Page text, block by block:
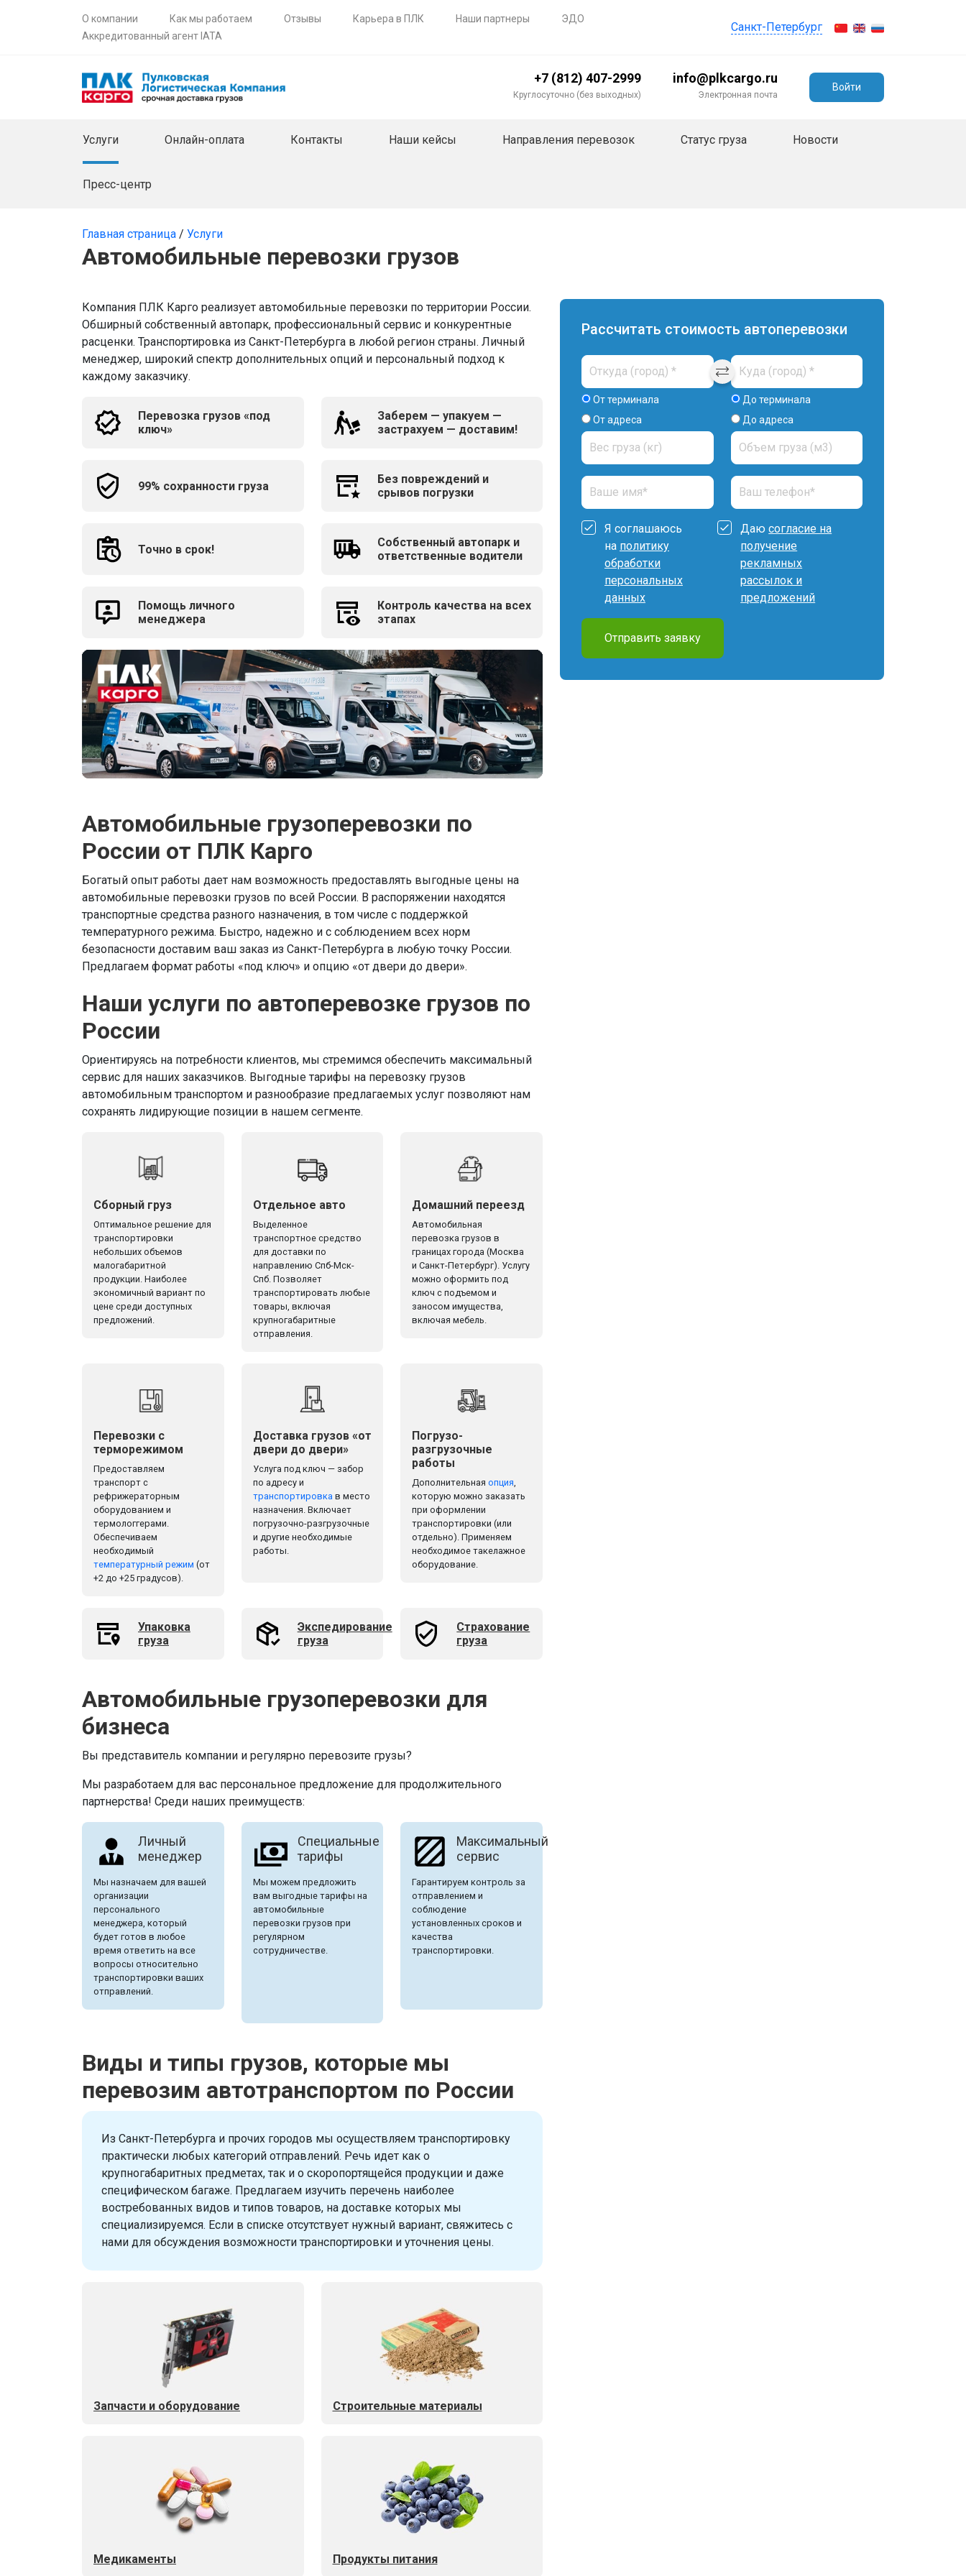
О компании Как мы работаем Отзывы Карьера в ПЛК Наши партнеры
ЭДО
Аккредитованный агент IATA
Санкт-Петербург
+7 (812) 407-2999
Круглосуточно (без выходных)
info@plkcargo.ru
Электронная почта
Войти
Услуги Онлайн-оплата Контакты Наши кейсы Направления перевозок Статус груза Новости
Пресс-центр
Главная страница / Услуги
Автомобильные перевозки грузов
Компания ПЛК Карго реализует автомобильные перевозки по территории России.
Обширный собственный автопарк, профессиональный сервис и конкурентные
расценки. Транспортировка из Санкт-Петербурга в любой регион страны. Личный
менеджер, широкий спектр дополнительных опций и персональный подход к
каждому заказчику.
Перевозка грузов «под
ключ»
Заберем — упакуем —
застрахуем — доставим!
99% сохранности груза
Без повреждений и
срывов погрузки
Точно в срок!
Собственный автопарк и
ответственные водители
Помощь личного
менеджера
Контроль качества на всех
этапах
Автомобильные грузоперевозки по
России от ПЛК Карго
Богатый опыт работы дает нам возможность предоставлять выгодные цены на
автомобильные перевозки грузов по всей России. В распоряжении находятся
транспортные средства разного назначения, в том числе с поддержкой
температурного режима. Быстро, надежно и с соблюдением всех норм
безопасности доставим ваш заказ из Санкт-Петербурга в любую точку России.
Предлагаем формат работы «под ключ» и опцию «от двери до двери».
Наши услуги по автоперевозке грузов по
России
Ориентируясь на потребности клиентов, мы стремимся обеспечить максимальный
сервис для наших заказчиков. Выгодные тарифы на перевозку грузов
автомобильным транспортом и разнообразие предлагаемых услуг позволяют нам
сохранять лидирующие позиции в нашем сегменте.
Сборный груз
Оптимальное решение для
транспортировки
небольших объемов
малогабаритной
продукции. Наиболее
экономичный вариант по
цене среди доступных
предложений.
Отдельное авто
Выделенное
транспортное средство
для доставки по
направлению Спб-Мск-
Спб. Позволяет
транспортировать любые
товары, включая
крупногабаритные
отправления.
Домашний переезд
Автомобильная
перевозка грузов в
границах города (Москва
и Санкт-Петербург). Услугу
можно оформить под
ключ с подъемом и
заносом имущества,
включая мебель.
Перевозки с
терморежимом
Предоставляем
транспорт с
рефрижераторным
оборудованием и
термологгерами.
Обеспечиваем
необходимый
температурный режим (от
+2 до +25 градусов).
Доставка грузов «от
двери до двери»
Услуга под ключ — забор
по адресу и
транспортировкав место
назначения. Включает
погрузочно-разгрузочные
и другие необходимые
работы.
Погрузо-
разгрузочные
работы
Дополнительнаяопция,
которую можно заказать
при оформлении
транспортировки (или
отдельно). Применяем
необходимое такелажное
оборудование.
Упаковка
груза
Экспедирование
груза
Страхование
груза
Автомобильные грузоперевозки для
бизнеса
Вы представитель компании и регулярно перевозите грузы?
Мы разработаем для вас персональное предложение для продолжительного
партнерства! Среди наших преимуществ:
Личный
менеджер
Мы назначаем для вашей
организации
персонального
менеджера, который
будет готов в любое
время ответить на все
вопросы относительно
транспортировки ваших
отправлений.
Специальные
тарифы
Мы можем предложить
вам выгодные тарифы на
автомобильные
перевозки грузов при
регулярном
сотрудничестве.
Максимальный
сервис
Гарантируем контроль за
отправлением и
соблюдение
установленных сроков и
качества
транспортировки.
Виды и типы грузов, которые мы
перевозим автотранспортом по России
Из Санкт-Петербурга и прочих городов мы осуществляем транспортировку
практически любых категорий отправлений. Речь идет как о
крупногабаритных предметах, так и о скоропортящейся продукции и даже
специфическом багаже. Предлагаем изучить перечень наиболее
востребованных видов и типов товаров, на доставке которых мы
специализируемся. Если в списке отсутствует нужный вариант, свяжитесь с
нами для обсуждения возможности транспортировки и уточнения цены.
Запчасти и оборудование Строительные материалы
Медикаменты Продукты питания
Рассчитать стоимость автоперевозки
От терминала
От адреса
До терминала
До адреса
Я соглашаюсь
на политику
обработки
персональных
данных
Даюсогласие на
получение
рекламных
рассылок и
предложений
Отправить заявку